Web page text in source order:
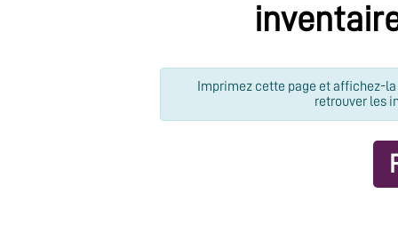
Imprimez cette page et affichez-
retrouver les